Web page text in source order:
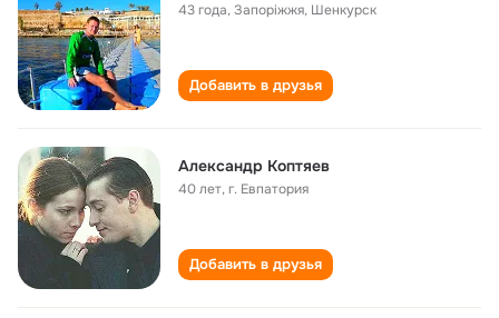
43 года,Запоріжжя, Шенкурск
Добавить в друзья
Александр Коптяев
40 лет,г. Евпатория
Добавить в друзья